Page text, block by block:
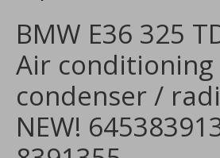
BMW E36 325
Air conditioning
condenser /
NEW!